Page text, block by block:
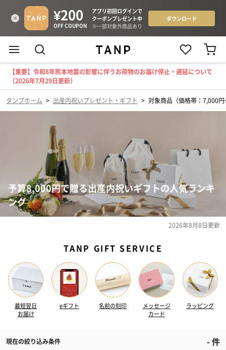
【重要】令和8年熊本地震の影響に伴うお荷物のお届け停止・遅延について
（2026年7月29日更新）
タンプホーム > 出産内祝いプレゼント・ギフト > 対象商品（価格帯：7,000
予算8,000円で贈る出産内祝いギフトの人気ランキ
ング
2026年8月8日更新
TANP GIFT SERVICE
最短翌日
お届け
eギフト 名前の刻印
メッセージ
カード
ラッピング
現在の絞り込み条件 -件